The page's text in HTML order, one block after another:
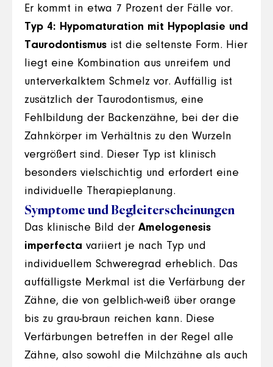
Er kommt in etwa 7 Prozent der Fälle vor.
Typ 4: Hypomaturation mit Hypoplasie und
Taurodontismus ist die seltenste Form. Hier
liegt eine Kombination aus unreifem und
unterverkalktem Schmelz vor. Auffällig ist
zusätzlich der Taurodontismus, eine
Fehlbildung der Backenzähne, bei der die
Zahnkörper im Verhältnis zu den Wurzeln
vergrößert sind. Dieser Typ ist klinisch
besonders vielschichtig und erfordert eine
individuelle Therapieplanung.
Symptome und Begleiterscheinungen
Das klinische Bild der Amelogenesis
imperfecta variiert je nach Typ und
individuellem Schweregrad erheblich. Das
auffälligste Merkmal ist die Verfärbung der
Zähne, die von gelblich-weiß über orange
bis zu grau-braun reichen kann. Diese
Verfärbungen betreffen in der Regel alle
Zähne, also sowohl die Milchzähne als auch